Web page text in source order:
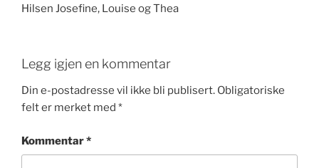
Hilsen Josefine, Louise og Thea
Legg igjen en kommentar
Din e-postadresse vil ikke bli publisert. Obligatoriske
felt er merket med *
Kommentar*